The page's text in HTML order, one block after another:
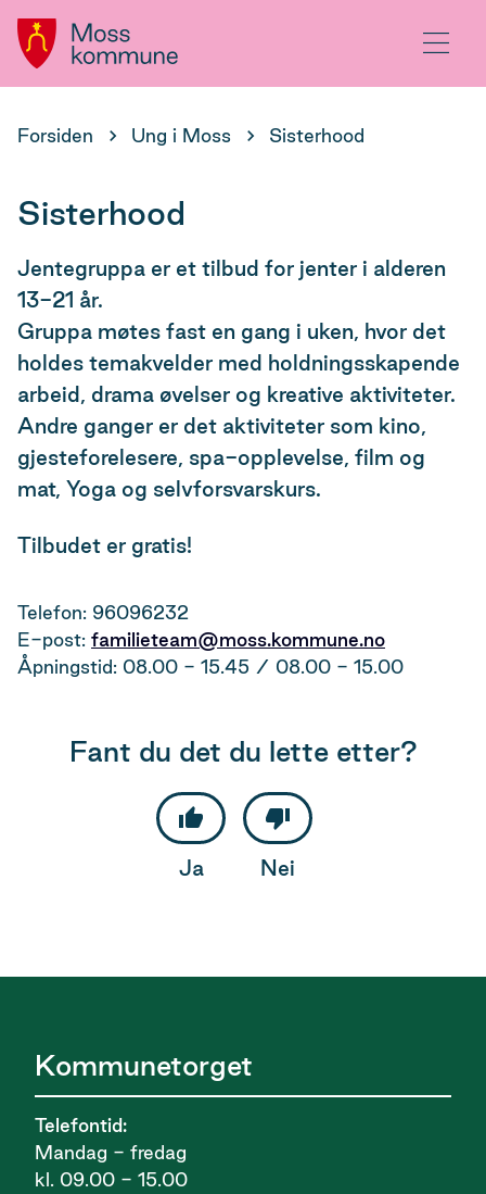
Hovedportal Meny
Du
Forsiden Ung i Moss Sisterhood
Sisterhood
Jentegruppa er et tilbud for jenter i alderen
13-21 år.
Gruppa møtes fast en gang i uken, hvor det
holdes temakvelder med holdningsskapende
arbeid, drama øvelser og kreative aktiviteter.
Andre ganger er det aktiviteter som kino,
gjesteforelesere, spa-opplevelse, film og
mat, Yoga og selvforsvarskurs.
Tilbudet er gratis!
Telefon: 96096232
E-post: familieteam@moss.kommune.no
Åpningstid: 08.00 - 15.45 / 08.00 - 15.00
Fant du det du lette etter?
Ja Nei
Kommunetorget
Telefontid:
Mandag - fredag
kl. 09.00 - 15.00